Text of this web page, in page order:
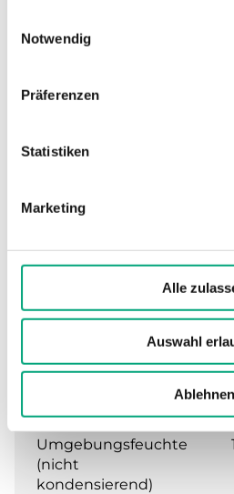
Notwendig
Präferenzen
Statistiken
Marketing
Alle
Auswahl
Ablehnen
Wandthermostat
Max. Temperatur
Umgebungsfeuchte
(nicht
kondensierend)